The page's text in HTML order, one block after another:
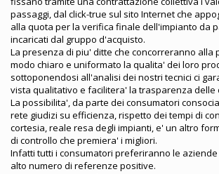
passaggi, dal click-true sul sito Internet che
alla quota per la verifica finale dell'impianto da
incaricati dal gruppo d'acquisto.
La presenza di piu' ditte che concorreranno alla
modo chiaro e uniformato la qualita' dei loro
sottoponendosi all'analisi dei nostri tecnici ci
vista qualitativo e facilitera' la trasparenza delle
La possibilita', da parte dei consumatori
rete giudizi su efficienza, rispetto dei tempi di
cortesia, reale resa degli impianti, e' un altro
di controllo che premiera' i migliori.
Infatti tutti i consumatori preferiranno le
alto numero di referenze positive.